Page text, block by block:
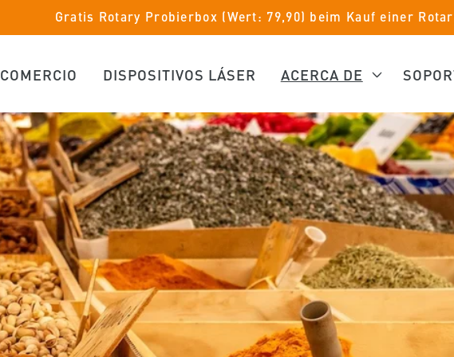
Gratis Rotary Probierbox (Wert: 79,90) beim Kauf einer
COMERCIO DISPOSITIVOS LÁSER ACERCA DE